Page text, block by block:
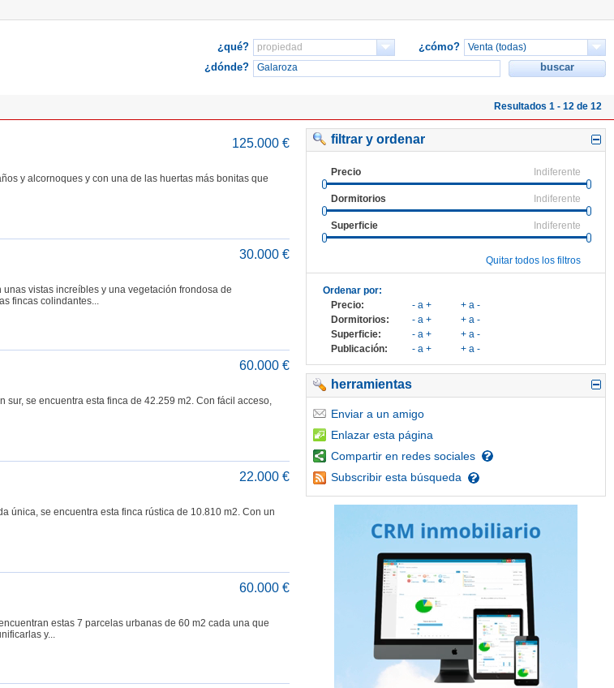
¿qué?
¿cómo?
¿dónde?
Resultados 1 - 12 de 12
filtrar y ordenar
Indiferente
Precio
Indiferente
Dormitorios
Indiferente
Superficie
Quitar todos los filtros
Ordenar por:
Precio:
- a +
+ a -
Dormitorios:
- a +
+ a -
Superficie:
- a +
+ a -
Publicación:
- a + + a -
herramientas
Enviar a un amigo
Enlazar esta página
Compartir en redes sociales
Subscribir esta búsqueda
125.000 €
y alcornoques y con una de las huertas más bonitas que
30.000 €
vistas increíbles y una vegetación frondosa de
fincas colindantes...
60.000 €
se encuentra esta finca de 42.259 m2. Con fácil acceso,
22.000 €
única, se encuentra esta finca rústica de 10.810 m2. Con un
60.000 €
estas 7 parcelas urbanas de 60 m2 cada una que
y...